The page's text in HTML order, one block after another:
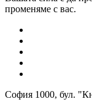
променяме с вас.
София 1000, бул.